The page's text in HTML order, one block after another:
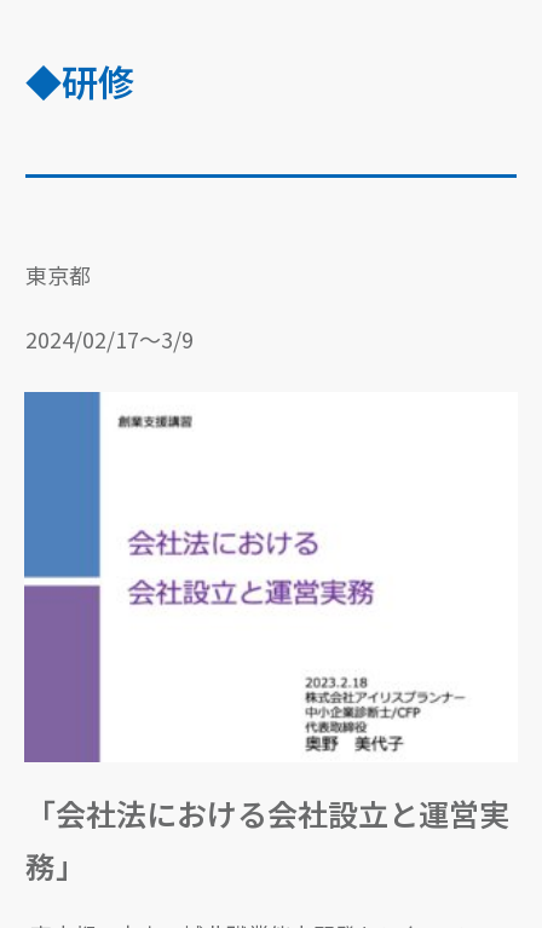
◆研修
東京都
2024/02/17〜3/9
「会社法における会社設立と運営実
務」